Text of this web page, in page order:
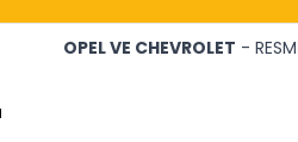
OPEL VE CHEVROLET -